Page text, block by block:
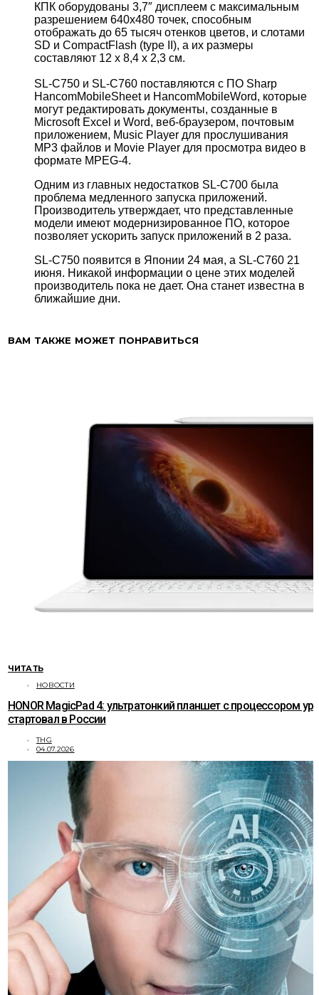
КПК оборудованы 3,7″ дисплеем с максимальным
разрешением 640х480 точек, способным
отображать до 65 тысяч отенков цветов, и слотами
SD и CompactFlash (type II), а их размеры
составляют 12 х 8,4 х 2,3 см.
SL-C750 и SL-C760 поставляются с ПО Sharp
HancomMobileSheet и HancomMobileWord, которые
могут редактировать документы, созданные в
Microsoft Excel и Word, веб-браузером, почтовым
приложением, Music Player для прослушивания
MP3 файлов и Movie Player для просмотра видео в
формате MPEG-4.
Одним из главных недостатков SL-C700 была
проблема медленного запуска приложений.
Производитель утверждает, что представленные
модели имеют модернизированное ПО, которое
позволяет ускорить запуск приложений в 2 раза.
SL-C750 появится в Японии 24 мая, а SL-C760 21
июня. Никакой информации о цене этих моделей
производитель пока не дает. Она станет известна в
ближайшие дни.
ВАМ ТАКЖЕ МОЖЕТ ПОНРАВИТЬСЯ
ЧИТАТЬ
НОВОСТИ
HONOR MagicPad 4: ультратонкий планшет с процессором
стартовал в России
THG
04.07.2026